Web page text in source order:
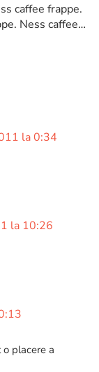
caffee frappe.
Ness caffee
la 0:34
la 10:26
placere a